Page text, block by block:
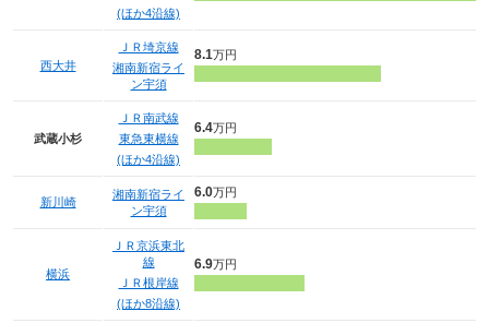
(ほか4沿線)
西大井
ＪＲ埼京線
湘南新宿ライ
ン宇須
8.1万円
武蔵小杉
ＪＲ南武線
東急東横線
(ほか4沿線)
6.4万円
新川崎
湘南新宿ライ
ン宇須
6.0万円
横浜
ＪＲ京浜東北
線
ＪＲ根岸線
(ほか8沿線)
6.9万円